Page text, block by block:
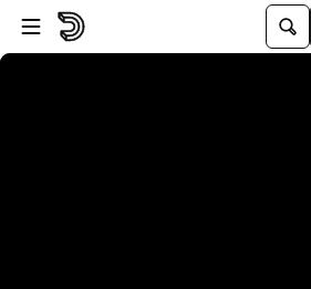
Vai al lettore
Passa al contenuto principale